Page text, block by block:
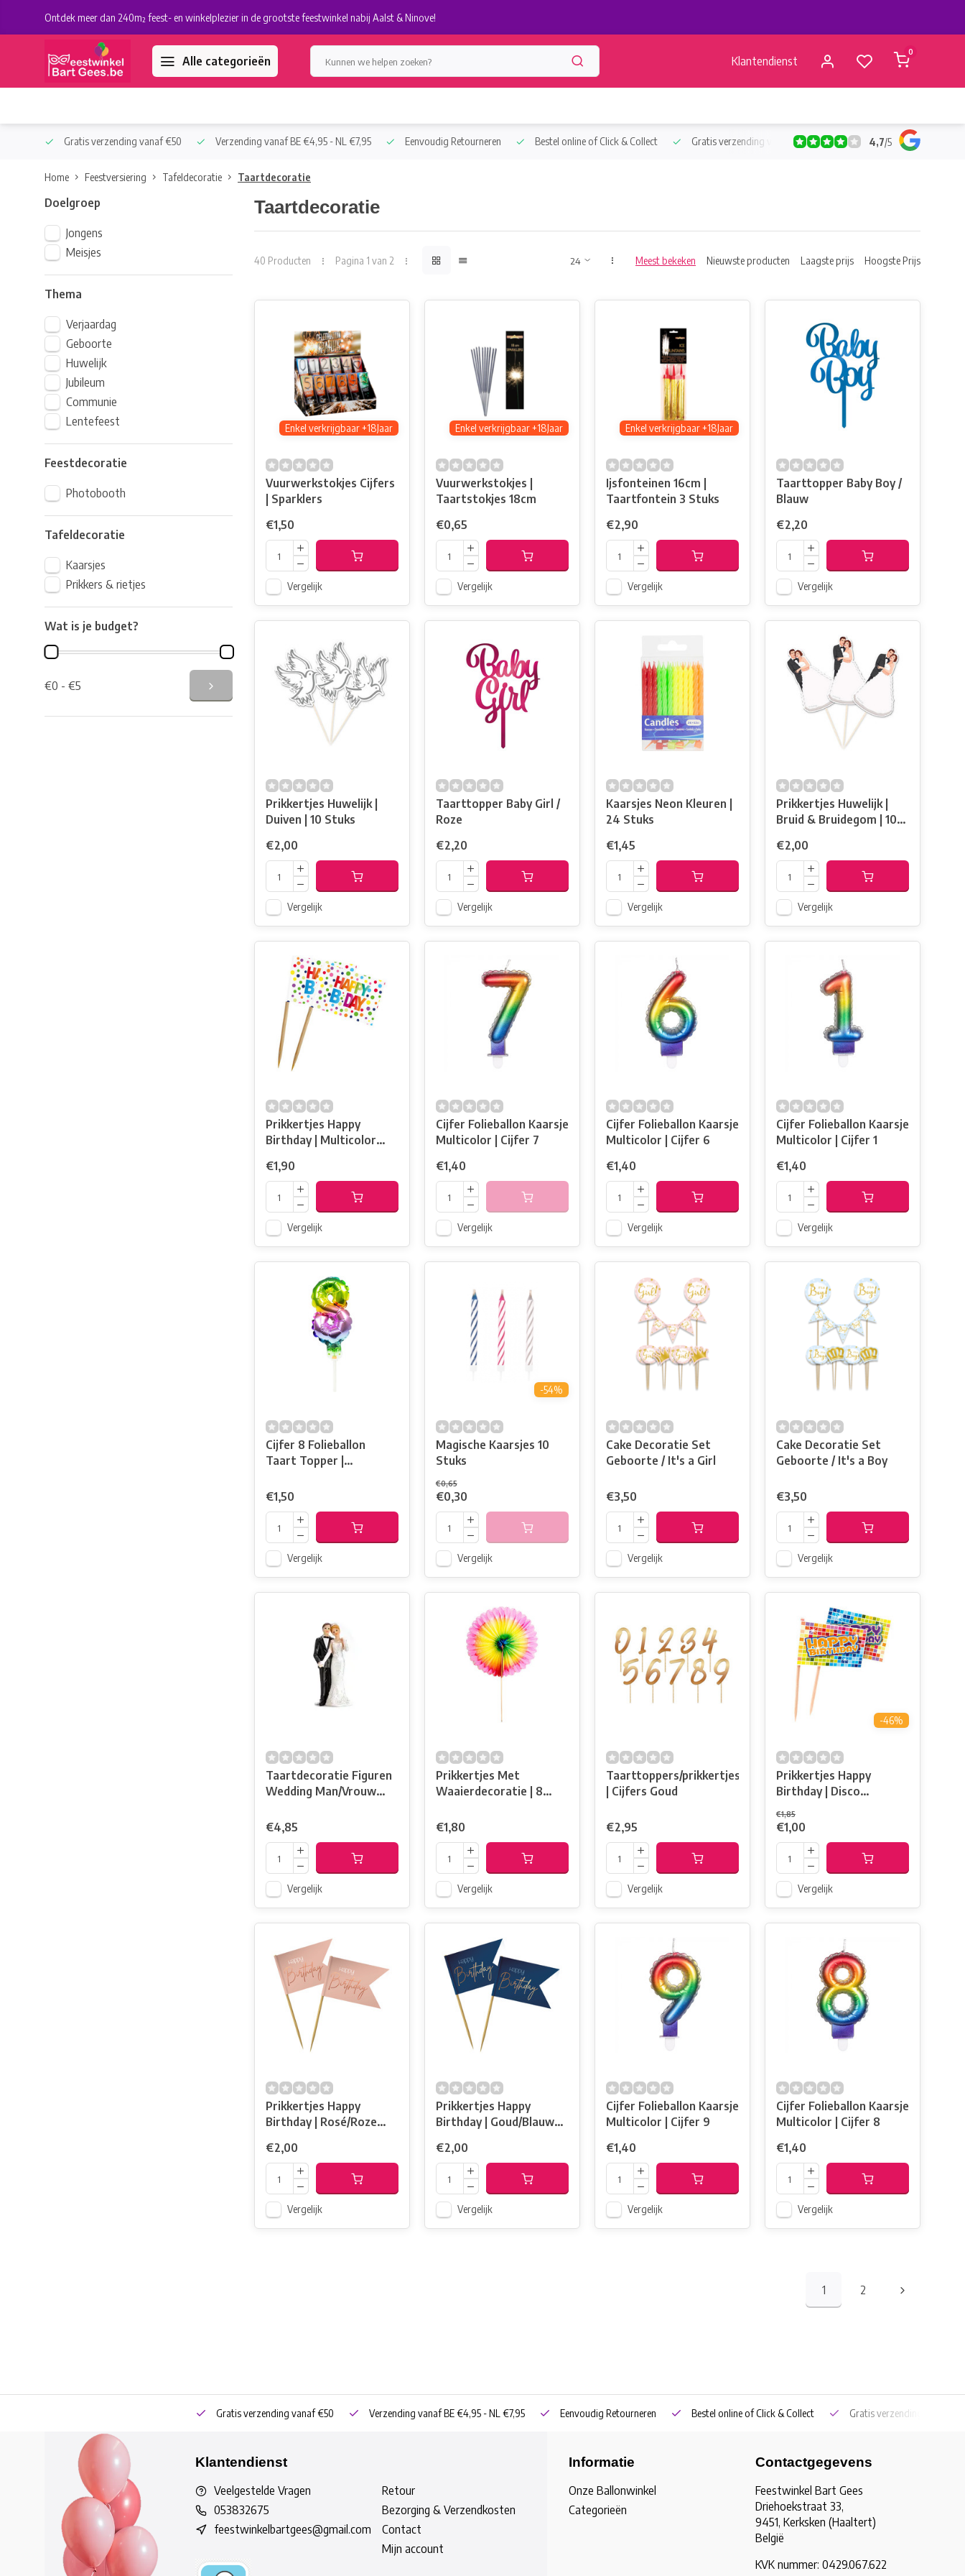
Ontdek meer dan 240m² feest- en winkelplezier in de grootste feestwinkel nabij Aalst & Ninove!
Alle categorieën Klantendienst
0
Gratis verzending vanaf €50 Verzending vanaf BE €4,95 - NL €7,95 Eenvoudig Retourneren Bestel online of Click & Collect Gratis verzending vanaf €50 Verzending vanaf BE €4,95 -
4,7/5
Home Feestversiering Tafeldecoratie Taartdecoratie
Doelgroep
Jongens
Meisjes
Thema
Verjaardag
Geboorte
Huwelijk
Jubileum
Communie
Lentefeest
Feestdecoratie
Photobooth
Tafeldecoratie
Kaarsjes
Prikkers & rietjes
Wat is je budget?
€0 - €5
Taartdecoratie
40 Producten Pagina 1 van 2 Meest bekeken Nieuwste producten Laagste prijs Hoogste Prijs
Enkel verkrijgbaar +18Jaar
Vuurwerkstokjes Cijfers
| Sparklers
€1,50
Vergelijk
Enkel verkrijgbaar +18Jaar
Vuurwerkstokjes |
Taartstokjes 18cm
€0,65
Vergelijk
Enkel verkrijgbaar +18Jaar
Ijsfonteinen 16cm |
Taartfontein 3 Stuks
€2,90
Vergelijk
Taarttopper Baby Boy /
Blauw
€2,20
Vergelijk
Prikkertjes Huwelijk |
Duiven | 10 Stuks
€2,00
Vergelijk
Taarttopper Baby Girl /
Roze
€2,20
Vergelijk
Kaarsjes Neon Kleuren |
24 Stuks
€1,45
Vergelijk
Prikkertjes Huwelijk |
Bruid & Bruidegom | 10
€2,00
Vergelijk
Prikkertjes Happy
Birthday | Multicolor
€1,90
Vergelijk
Cijfer Folieballon Kaarsje
Multicolor | Cijfer 7
€1,40
Vergelijk
Cijfer Folieballon Kaarsje
Multicolor | Cijfer 6
€1,40
Vergelijk
Cijfer Folieballon Kaarsje
Multicolor | Cijfer 1
€1,40
Vergelijk
Cijfer 8 Folieballon
Taart Topper |
€1,50
Vergelijk
-54%
Magische Kaarsjes 10
Stuks
€0,65
€0,30
Vergelijk
Cake Decoratie Set
Geboorte / It's a Girl
€3,50
Vergelijk
Cake Decoratie Set
Geboorte / It's a Boy
€3,50
Vergelijk
Taartdecoratie Figuren
Wedding Man/Vrouw
€4,85
Vergelijk
Prikkertjes Met
Waaierdecoratie | 8
€1,80
Vergelijk
Taarttoppers/prikkertjes
| Cijfers Goud
€2,95
Vergelijk
-46%
Prikkertjes Happy
Birthday | Disco
€1,85
€1,00
Vergelijk
Prikkertjes Happy
Birthday | Rosé/Roze
€2,00
Vergelijk
Prikkertjes Happy
Birthday | Goud/Blauw
€2,00
Vergelijk
Cijfer Folieballon Kaarsje
Multicolor | Cijfer 9
€1,40
Vergelijk
Cijfer Folieballon Kaarsje
Multicolor | Cijfer 8
€1,40
Vergelijk
1 2
Gratis verzending vanaf €50 Verzending vanaf BE €4,95 - NL €7,95 Eenvoudig Retourneren Bestel online of Click & Collect Gratis verzending vanaf
Klantendienst
Veelgestelde Vragen
053832675
feestwinkelbartgees@gmail.com
Retour
Bezorging & Verzendkosten
Contact
Mijn account
Informatie
Onze Ballonwinkel
Categorieën
Contactgegevens
Feestwinkel Bart Gees
Driehoekstraat 33,
9451, Kerksken (Haaltert)
België
KVK nummer: 0429.067.622